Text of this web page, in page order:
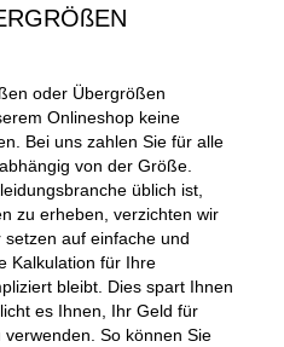
oder Übergrößen
Onlineshop keine
Bei uns zahlen Sie für alle
von der Größe.
üblich ist,
zu erheben, verzichten wir
auf einfache und
Kalkulation für Ihre
bleibt. Dies spart Ihnen
es Ihnen, Ihr Geld für
So können Sie